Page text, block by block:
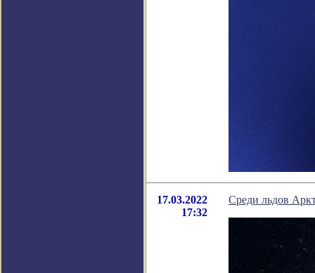
17.03.2022
17:32
Среди льдов